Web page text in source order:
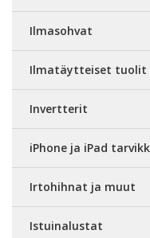
Ilmasohvat
Ilmatäytteiset tuolit
Invertterit
iPhone ja iPad
Irtohihnat ja muut
Istuinalustat